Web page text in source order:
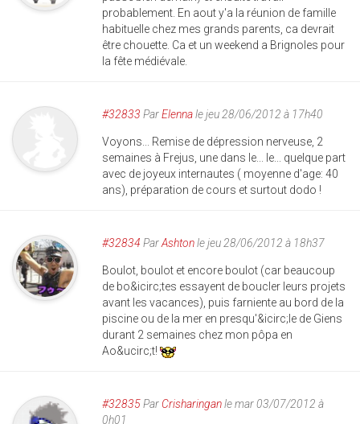
probablement. En aout y'a la réunion de famille
habituelle chez mes grands parents, ca devrait
être chouette. Ca et un weekend a Brignoles pour
la fête médiévale.
#32833 ParElennale jeu 28/06/2012 à 17h40
Voyons... Remise de dépression nerveuse, 2
semaines à Frejus, une dans le... le... quelque part
avec de joyeux internautes ( moyenne d'age: 40
ans), préparation de cours et surtout dodo !
#32834 ParAshtonle jeu 28/06/2012 à 18h37
Boulot, boulot et encore boulot (car beaucoup
de bo&icirc;tes essayent de boucler leurs projets
avant les vacances), puis farniente au bord de la
piscine ou de la mer en presqu'&icirc;le de Giens
durant 2 semaines chez mon pôpa en
Ao&ucirc;t!
#32835Par Crisharinganle mar 03/07/2012 à
0h01